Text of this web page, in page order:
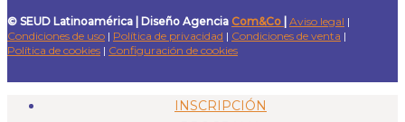
© SEUD Latinoamérica | Diseño Agencia Com&Co Aviso legal |
Condiciones de uso | Política de privacidad | Condiciones de venta |
Política de cookies | Configuración de cookies
INSCRIPCIÓN